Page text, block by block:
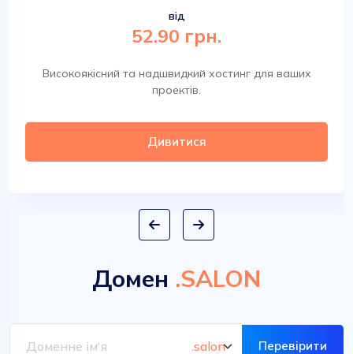
від
52.90 грн.
Високоякісний та надшвидкий хостинг для ваших
проектів.
Дивитися
Домен .SALON
Перевірити